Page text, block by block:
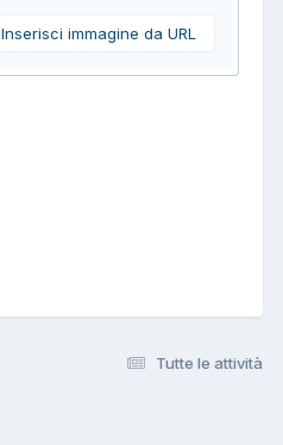
Inserisci immagine da URL
Tutte le attività